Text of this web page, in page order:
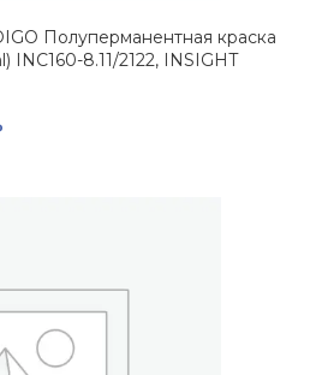
Полуперманентная краска
INC160-8.11/2122, INSIGHT